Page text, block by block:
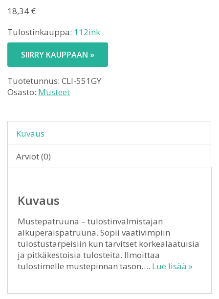
18,34 €
Tulostinkauppa: 112ink
SIIRRY KAUPPAAN »
Tuotetunnus: CLI-551GY
Osasto: Musteet
Kuvaus
Arviot (0)
Kuvaus
Mustepatruuna – tulostinvalmistajan
alkuperäispatruuna. Sopii vaativimpiin
tulostustarpeisiin kun tarvitset korkealaatuisia
ja pitkäkestoisia tulosteita. Ilmoittaa
tulostimelle mustepinnan tason…. Lue lisää »